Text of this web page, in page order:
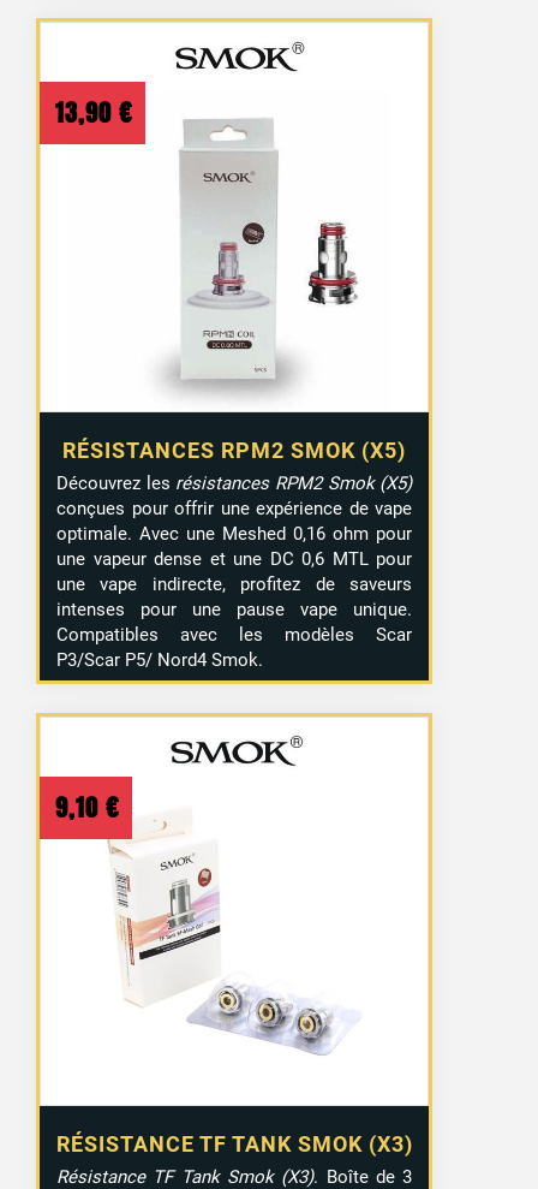
RÉSISTANCES RPM2 SMOK (X5)
13,90 €
Découvrez les résistances RPM2 Smok (X5)
conçues pour offrir une expérience de vape
optimale. Avec une Meshed 0,16 ohm pour
une vapeur dense et une DC 0,6 MTL pour
une vape indirecte, profitez de saveurs
intenses pour une pause vape unique.
Compatibles avec les modèles Scar
P3/Scar P5/ Nord4 Smok.
RÉSISTANCE TF TANK SMOK (X3)
9,10 €
Résistance TF Tank Smok (X3). Boîte de 3